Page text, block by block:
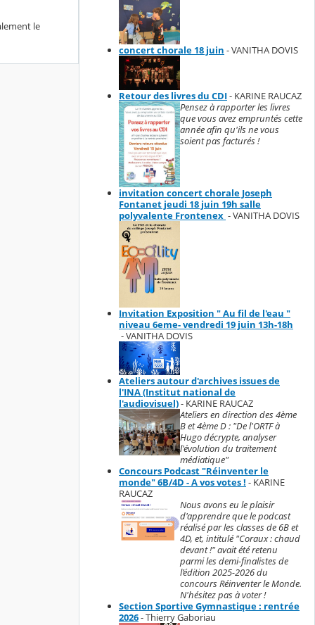
le
concert chorale 18 juin - VANITHA DOVIS
Retour des livres du CDI- KARINE RAUCAZ
Pensez à rapporter les livres
que vous avez empruntés cette
année afin qu'ils ne vous
soient pas facturés !
invitation concert chorale Joseph
Fontanet jeudi 18 juin 19h salle
polyvalente Frontenex - VANITHA DOVIS
Invitation Exposition " Au fil de l'eau "
niveau 6eme- vendredi 19 juin 13h-18h
- VANITHA DOVIS
Ateliers autour d'archives issues de
l'INA (Institut national de
l'audiovisuel)- KARINE RAUCAZ
Ateliers en direction des 4ème
B et 4ème D : "De l'ORTF à
Hugo décrypte, analyser
l'évolution du traitement
médiatique"
Concours Podcast "Réinventer le
monde" 6B/4D - A vos votes ! - KARINE
RAUCAZ
Nous avons eu le plaisir
d'apprendre que le podcast
réalisé par les classes de 6B et
4D, et, intitulé "Coraux : chaud
devant !" avait été retenu
parmi les demi-finalistes de
l’édition 2025-2026 du
concours Réinventer le Monde.
N'hésitez pas à voter !
Section Sportive Gymnastique : rentrée
2026- Thierry Gaboriau